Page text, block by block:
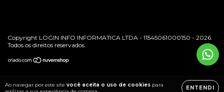
Ao navegar por este site você aceita o uso de cookies para
ENTENDI
Copyright LOGIN INFO INFORMATICA LTDA - 11545061000150 - 2026.
Todos os direitos reservados.